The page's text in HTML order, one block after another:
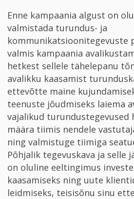
Enne kampaania algust on
valmistada turundus­- ja
kommunikatsioonitegevuste
valmis kampaania
hetkest sellele tähelepanu
avalikku kaasamist
ettevõtte maine
teenuste jõudmiseks laiema
vajalikud turundustegevused
määra tiimis nendele
ning valmistuge tiimiga
Põhjalik tegevuskava ja selle
on oluline eeltingimus
kaasamiseks ning uute
leidmiseks, teisisõnu sinu